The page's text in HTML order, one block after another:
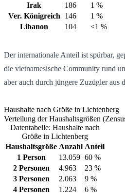
Irak
186
1 %
Ver. Königreich
146
1 %
Libanon
104 <1 %
Der internationale Anteil ist spürbar,
die vietnamesische Community rund
aber auch durch jüngere Zuzügler aus
Haushalte nach Größe in Lichtenberg
Verteilung der Haushaltsgrößen
Datentabelle: Haushalte nach
Größe in Lichtenberg
Haushaltsgröße Anzahl Anteil
1 Person
13.059 60 %
2 Personen
4.963
23 %
3 Personen
2.063
9 %
4 Personen
1.224
6 %